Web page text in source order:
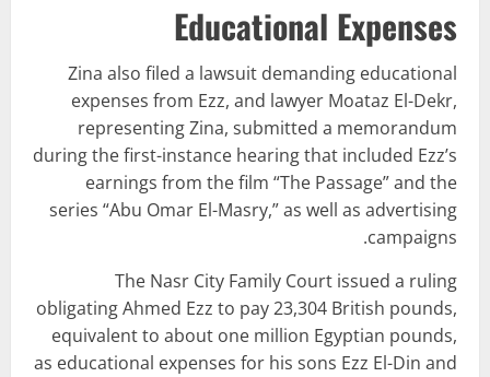
Educational Expenses
Zina also filed a lawsuit demanding educational
expenses from Ezz, and lawyer Moataz El-Dekr,
representing Zina, submitted a memorandum
during the first-instance hearing that included Ezz’s
earnings from the film “The Passage” and the
series “Abu Omar El-Masry,” as well as advertising
campaigns.
The Nasr City Family Court issued a ruling
obligating Ahmed Ezz to pay 23,304 British pounds,
equivalent to about one million Egyptian pounds,
as educational expenses for his sons Ezz El-Din and